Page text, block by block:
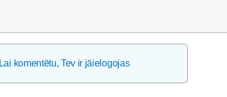
Lai komentētu, Tev ir jāielogojas